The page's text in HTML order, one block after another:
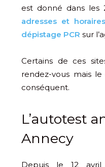
est donné dans les
adresses et
dépistage PCR sur
Certains de ces
rendez-vous mais
conséquent.
L’autotest
Annecy
Depuis le 12